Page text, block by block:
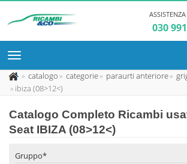
030
catalogo categorie paraurti anteriore
ibiza (08>12<)
Catalogo Completo Ricambi
Seat IBIZA (08>12<)
Gruppo*